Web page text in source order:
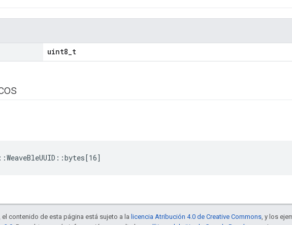
uint8_t
contenido de esta página está sujeto a la licencia Atribución 4.0 de Creative Commons, y los